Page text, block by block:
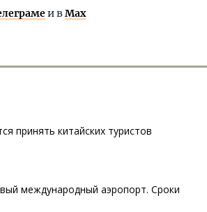
и вMax
принять китайских туристов
международный аэропорт. Сроки